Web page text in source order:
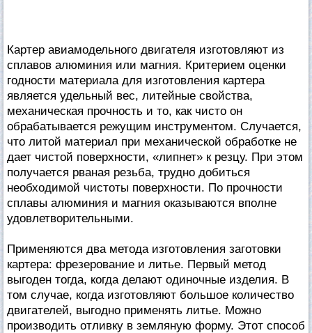
Картер авиамодельного двигателя изготовляют из
сплавов алюминия или магния. Критерием оценки
годности материала для изготовления картера
является удельный вес, литейные свойства,
механическая прочность и то, как чисто он
обрабатывается режущим инструментом. Случается,
что литой материал при механической обработке не
дает чистой поверхности, «липнет» к резцу. При этом
получается рваная резьба, трудно добиться
необходимой чистоты поверхности. По прочности
сплавы алюминия и магния оказываются вполне
удовлетворительными.
Применяются два метода изготовления заготовки
картера: фрезерование и литье. Первый метод
выгоден тогда, когда делают одиночные изделия. В
том случае, когда изготовляют большое количество
двигателей, выгодно применять литье. Можно
производить отливку в земляную форму. Этот способ